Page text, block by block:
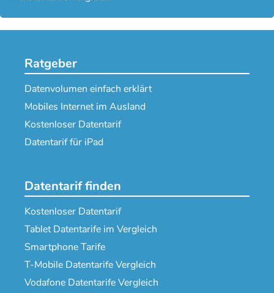
Ratgeber
Datenvolumen einfach erklärt
Mobiles Internet im Ausland
Kostenloser Datentarif
Datentarif für iPad
Datentarif finden
Kostenloser Datentarif
Tablet Datentarife im Vergleich
Smartphone Tarife
T-Mobile Datentarife Vergleich
Vodafone Datentarife Vergleich